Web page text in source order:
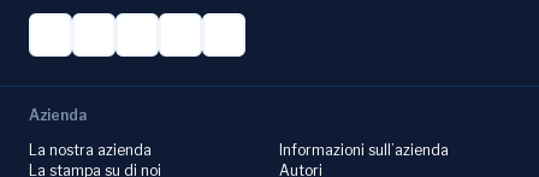
Azienda
La nostra azienda
La stampa su di noi
Informazioni sull’azienda
Autori